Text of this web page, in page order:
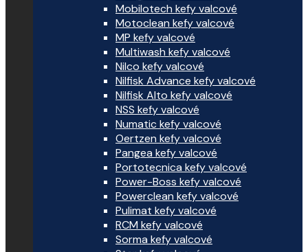
Mobilotech kefy valcové
Motoclean kefy valcové
MP kefy valcové
Multiwash kefy valcové
Nilco kefy valcové
Nilfisk Advance kefy valcové
Nilfisk Alto kefy valcové
NSS kefy valcové
Numatic kefy valcové
Oertzen kefy valcové
Pangea kefy valcové
Portotecnica kefy valcové
Power-Boss kefy valcové
Powerclean kefy valcové
Pulimat kefy valcové
RCM kefy valcové
Sorma kefy valcové